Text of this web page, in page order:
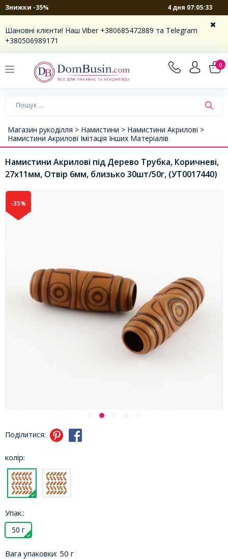
Знижки -35% 4 дня 07:05:33
Шановні клієнти! Наш Viber +380685472889 та Telegram
+380506989171
0
Магазин рукоділля > Намистини > Намистини Акрилові >
Намистини Акрилові Імітація Інших Матеріалів
Намистини Акрилові під Дерево Трубка, Коричневі,
27х11мм, Отвір 6мм, близько 30шт/50г, (УТ0017440)
-35%
Поділитися:
колір:
Упак.:
50 г
Вага упаковки: 50 г